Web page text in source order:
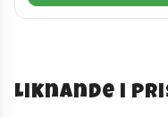
Liknande i